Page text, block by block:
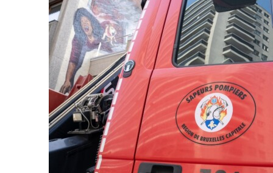
09 août 2026Consulter l'article "Deux personnes
Un nouveau club de MMA ouvre
ses portes à Evere : “C’est pas
comme on voit à la télé”